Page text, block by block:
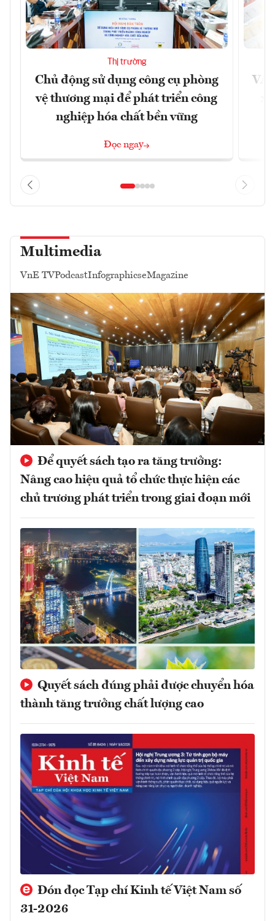
Thị trường
Chủ động sử dụng công cụ phòng
vệ thương mại để phát triển công
nghiệp hóa chất bền vững
Đọc ngay
Multimedia
VnE TVPodcastInfographicseMagazine
Để quyết sách tạo ra tăng trưởng:
Nâng cao hiệu quả tổ chức thực hiện các
chủ trương phát triển trong giai đoạn mới
Quyết sách đúng phải được chuyển hóa
thành tăng trưởng chất lượng cao
Đón đọc Tạp chí Kinh tế Việt Nam số
31-2026